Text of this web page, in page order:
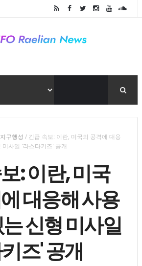
지구행성 / 긴급 속보: 이란, 미국의 공격에 대응
미사일 '라스타키즈' 공개
: 이란, 미국
대응해 사용
신형 미사일
즈' 공개